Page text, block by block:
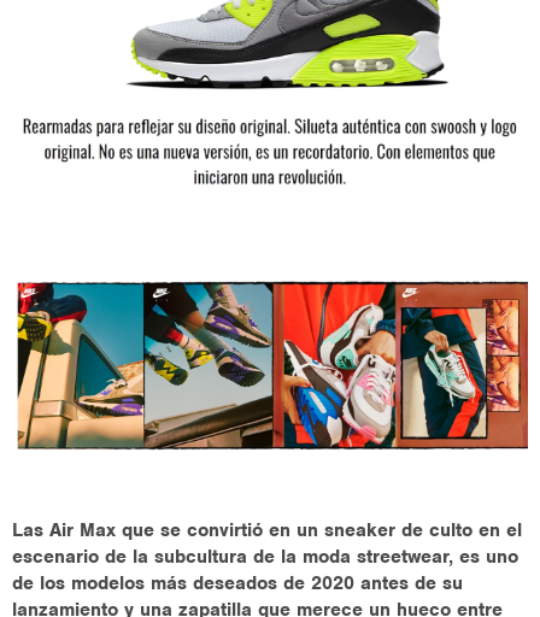
Las Air Max que se convirtió en un sneaker de culto en el
escenario de la subcultura de la moda streetwear, es uno
de los modelos más deseados de 2020 antes de su
lanzamiento y una zapatilla que merece un hueco entre